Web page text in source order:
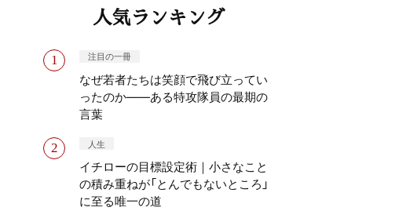
人気ランキング
注目の一冊
なぜ若者たちは笑顔で飛び立ってい
ったのか——ある特攻隊員の最期の
言葉
人生
イチローの目標設定術｜小さなこと
の積み重ねが「とんでもないところ」
に至る唯一の道